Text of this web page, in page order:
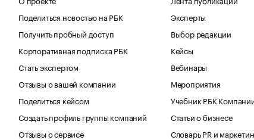
Поделиться новостью на РБК
Получить пробный доступ
Корпоративная подписка РБК
Стать экспертом
Отзывы о вашей компании
Поделиться кейсом
Создать профиль группы компаний
Отзывы о сервисе
Эксперты
Выбор редакции
Кейсы
Вебинары
Мероприятия
Учебник РБК
Статьи о бизнесе
Словарь PR и